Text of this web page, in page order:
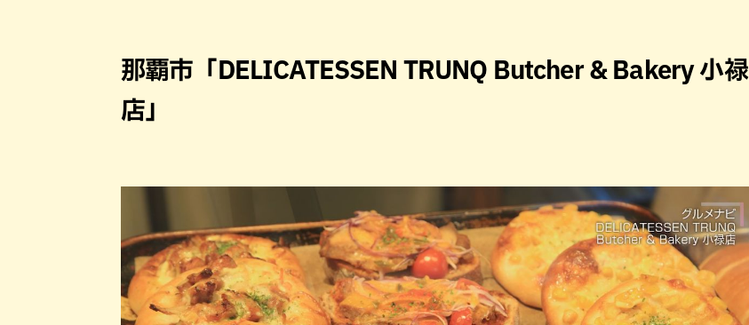
那覇市「DELICATESSEN TRUNQ Butcher & Bakery 小禄
店」